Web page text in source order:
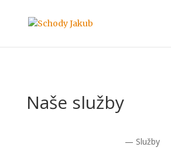
Naše služby
— Služby